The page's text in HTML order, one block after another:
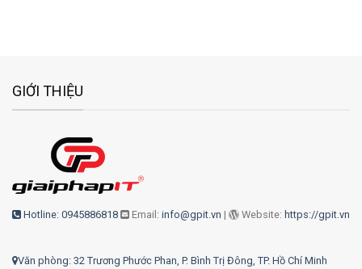
GIỚI THIỆU
Hotline: 0945886818 Email: info@gpit.vn | Website: https://gpit.vn
Văn phòng: 32 Trương Phước Phan, P. Bình Trị Đông, TP. Hồ Chí Minh